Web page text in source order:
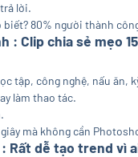
lời.
biết? 80% người thành
: Clip chia sẻ mẹo
tập, công nghệ, nấu ăn,
làm thao tác.
mà không cần
Rất dễ tạo trend vì